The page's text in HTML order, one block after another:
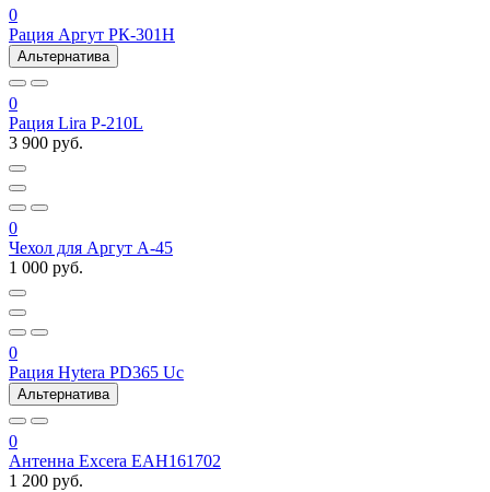
0
Рация Аргут РК-301Н
Альтернатива
0
Рация Lira P-210L
3 900 руб.
0
Чехол для Аргут А-45
1 000 руб.
0
Рация Hytera PD365 Uc
Альтернатива
0
Антенна Excera EAH161702
1 200 руб.